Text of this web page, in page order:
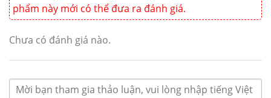
phẩm này mới có thể đưa ra đánh giá.
Chưa có đánh giá nào.